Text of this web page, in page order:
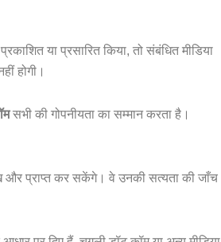
या प्रसारित किया, तो संबंधित मीडिया
होगी।
सभी की गोपनीयता का सम्मान करता है।
और प्राप्त कर सकेंगे। वे उनकी सत्यता की जाँच